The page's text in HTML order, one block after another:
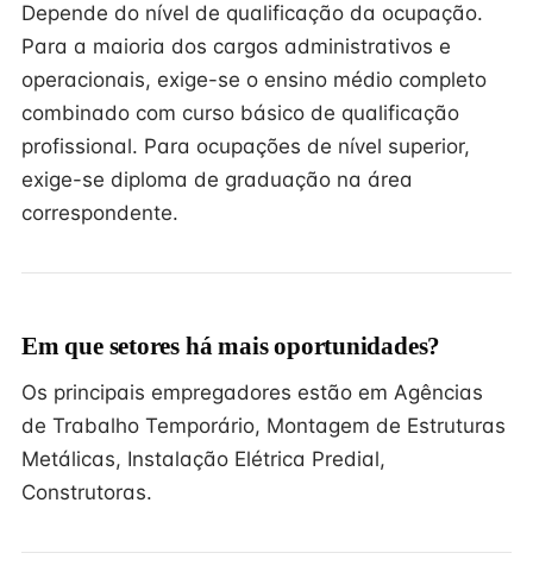
Depende do nível de qualificação da ocupação.
Para a maioria dos cargos administrativos e
operacionais, exige-se o ensino médio completo
combinado com curso básico de qualificação
profissional. Para ocupações de nível superior,
exige-se diploma de graduação na área
correspondente.
Em que setores há mais oportunidades?
Os principais empregadores estão em Agências
de Trabalho Temporário, Montagem de Estruturas
Metálicas, Instalação Elétrica Predial,
Construtoras.